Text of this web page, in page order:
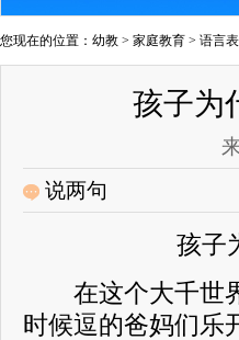
您现在的位置： 幼教 > 家庭教育 > 语言
孩子为
说两句
孩子
在这个大千世界
时候逗的爸妈们乐